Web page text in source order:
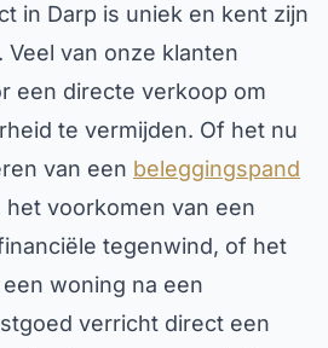
in Darp is uniek en kent zijn
van onze klanten
een directe verkoop om
te vermijden. Of het nu
van een beleggingspand
voorkomen van een
tegenwind, of het
woning na een
verricht direct een